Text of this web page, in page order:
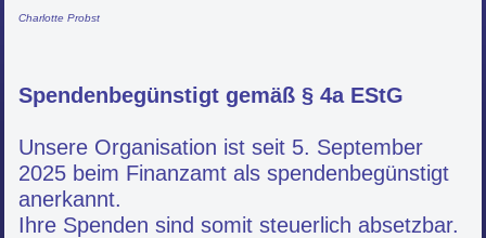
Charlotte Probst
Spendenbegünstigt gemäß § 4a EStG
Unsere Organisation ist seit 5. September
2025 beim Finanzamt als spendenbegünstigt
anerkannt.
Ihre Spenden sind somit steuerlich absetzbar.